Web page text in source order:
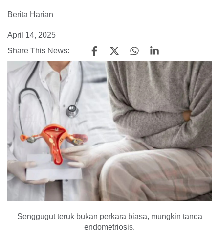
Berita Harian
April 14, 2025
Share This News:
Senggugut teruk bukan perkara biasa, mungkin tanda
endometriosis.